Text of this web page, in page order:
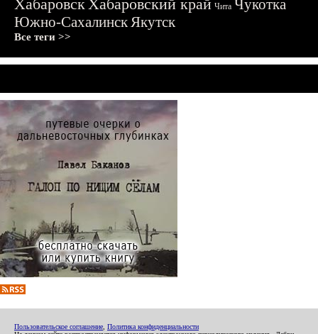
ХабаровскХабаровский край Чита Чукотка
Южно-СахалинскЯкутск
Все теги >>
Пользовательское соглашение Политика конфиденциальности